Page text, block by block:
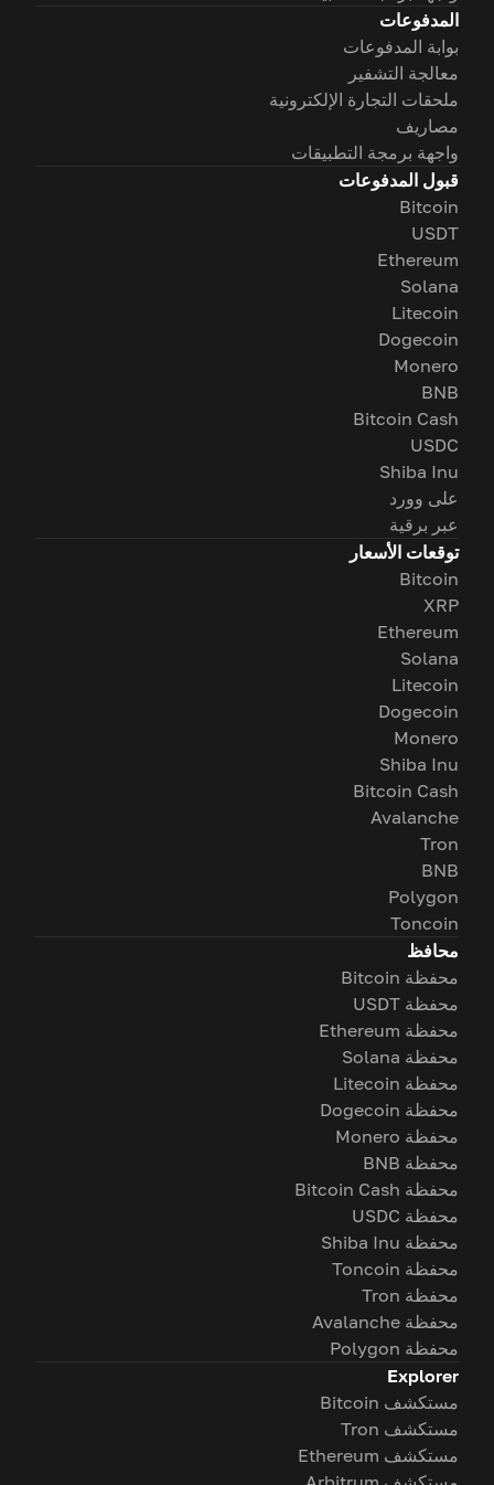
المدفوعات
بوابة المدفوعات
معالجة التشفير
ملحقات التجارة الإلكترونية
مصاريف
واجهة برمجة التطبيقات
قبول المدفوعات
Bitcoin
USDT
Ethereum
Solana
Litecoin
Dogecoin
Monero
BNB
Bitcoin Cash
USDC
Shiba Inu
على وورد
عبر برقية
توقعات الأسعار
Bitcoin
XRP
Ethereum
Solana
Litecoin
Dogecoin
Monero
Shiba Inu
Bitcoin Cash
Avalanche
Tron
BNB
Polygon
Toncoin
محافظ
محفظة Bitcoin
محفظة USDT
محفظة Ethereum
محفظة Solana
محفظة Litecoin
محفظة Dogecoin
محفظة Monero
محفظة BNB
محفظة Bitcoin Cash
محفظة USDC
محفظة Shiba Inu
محفظة Toncoin
محفظة Tron
محفظة Avalanche
محفظة Polygon
Explorer
مستكشف Bitcoin
مستكشف Tron
مستكشف Ethereum